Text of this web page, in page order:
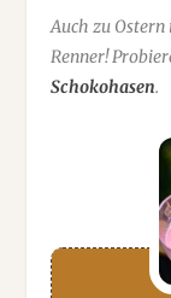
Auch zu
Renner!
Schokohasen.